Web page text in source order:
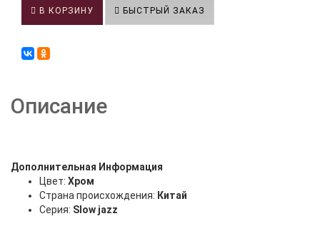
В КОРЗИНУ БЫСТРЫЙ ЗАКАЗ
Описание
Дополнительная Информация
Цвет: Хром
Страна происхождения: Китай
Серия: Slow jazz